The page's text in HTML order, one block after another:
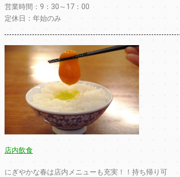
営業時間：9：30～17：00
定休日：年始のみ
店内飲食
にぎやかな春は店内メニューも充実！！持ち帰り可